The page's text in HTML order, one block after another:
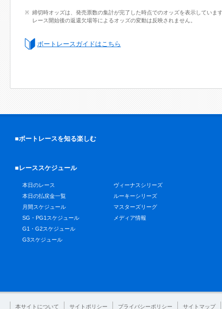
締切時オッズは、発売票数の集計が完了した時点でのオッズを表示していま
レース開始後の返還欠場等によるオッズの変動は反映されません。
ボートレースガイドはこちら
■ボートレースを知る楽しむ
■レーススケジュール
本日のレース
本日の払戻金一覧
月間スケジュール
SG・PG1スケジュール
G1・G2スケジュール
G3スケジュール
ヴィーナスシリーズ
ルーキーシリーズ
マスターズリーグ
メディア情報
本サイトについて サイトポリシー プライバシーポリシー サイトマップ